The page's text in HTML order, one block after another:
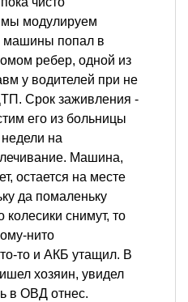
мы модулируем
машины попал в
ребер, одной из
у водителей при не
Срок заживления -
его из больницы
на
Машина,
остается на месте
да помаленьку
колесики снимут, то
нито
то и АКБ утащил. В
хозяин, увидел
в ОВД отнес.